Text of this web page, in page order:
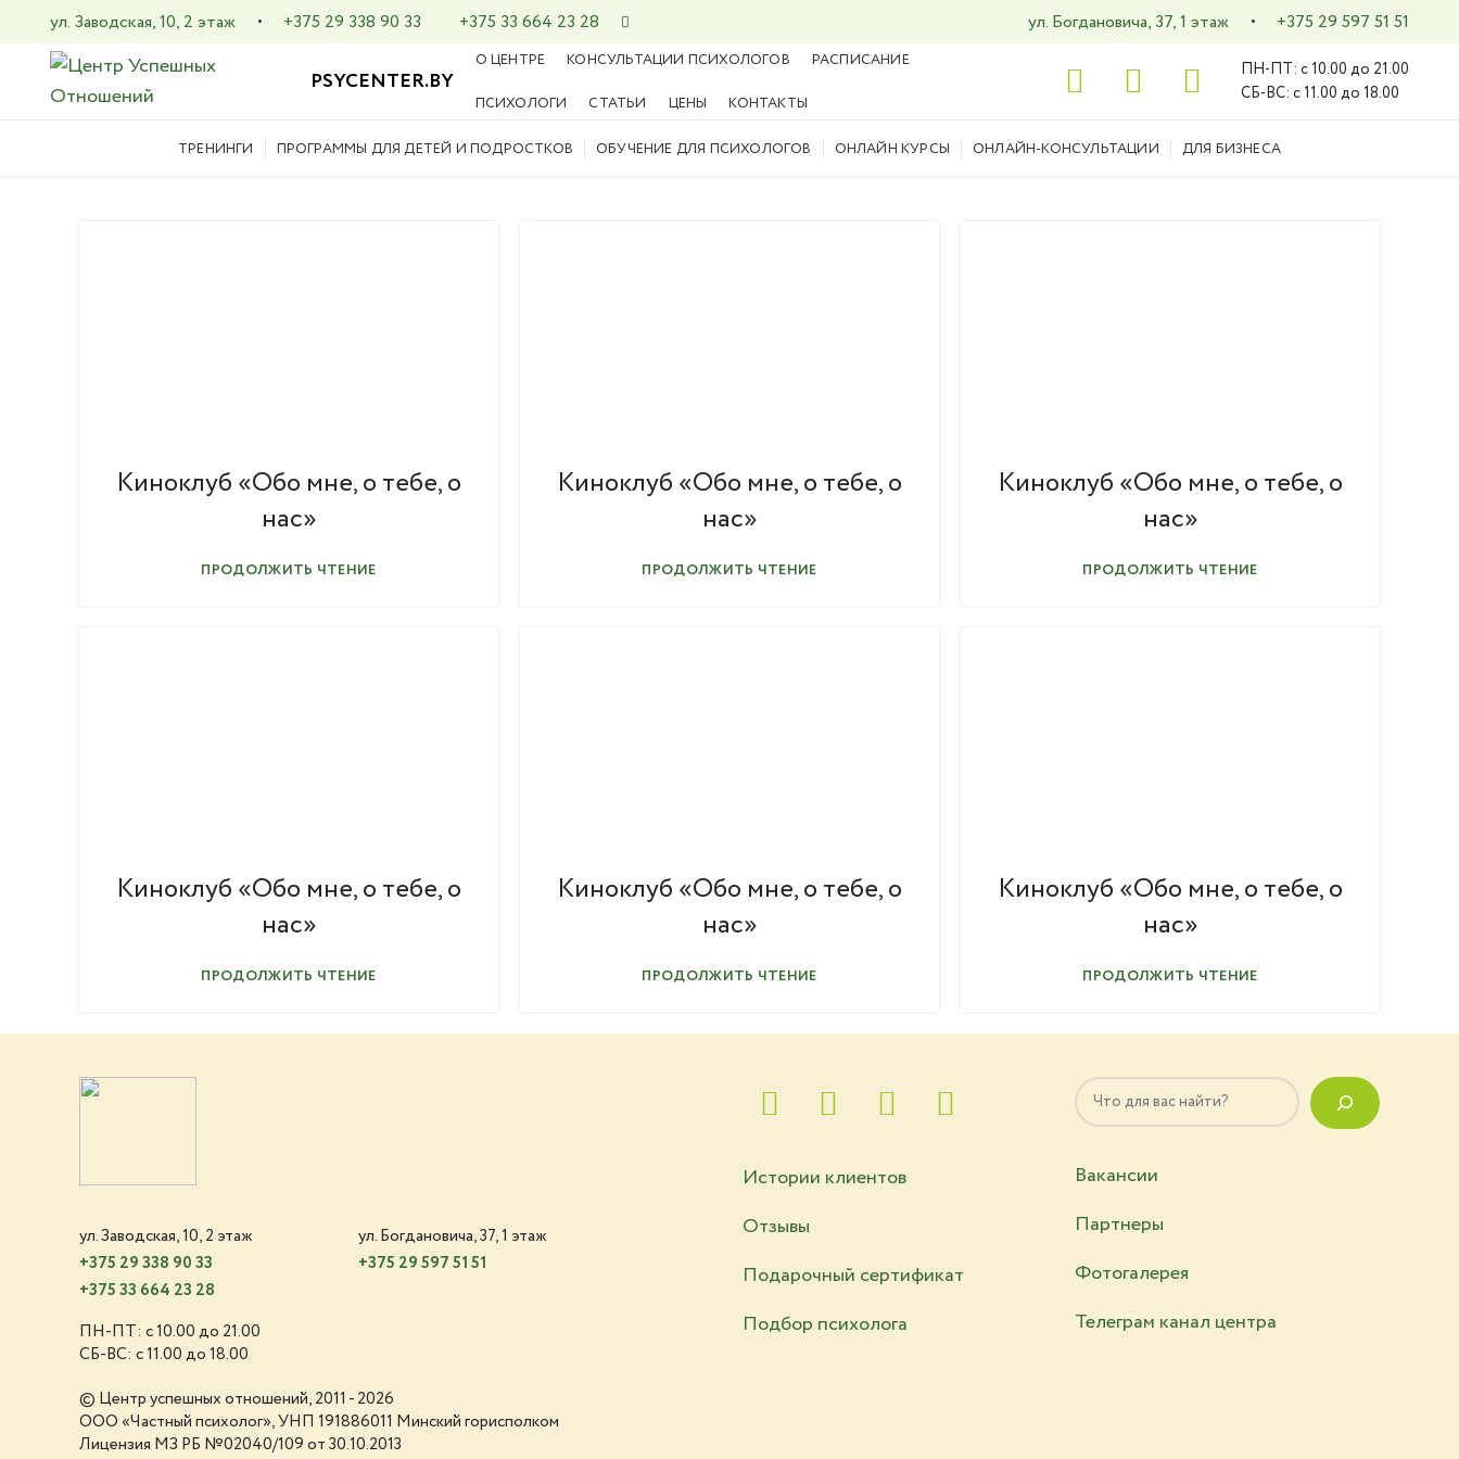
ул. Заводская, 10, 2 этаж • +375 29 338 90 33 +375 33 664 23 28 ул. Богдановича, 37, 1 этаж • +375 29 597 51 51
PSYCENTER.BY
О ЦЕНТРЕ КОНСУЛЬТАЦИИ ПСИХОЛОГОВ РАСПИСАНИЕ
ПСИХОЛОГИ СТАТЬИ ЦЕНЫ КОНТАКТЫ
ПН-ПТ: с 10.00 до 21.00
СБ-ВС: с 11.00 до 18.00
ТРЕНИНГИ ПРОГРАММЫ ДЛЯ ДЕТЕЙ И ПОДРОСТКОВ ОБУЧЕНИЕ ДЛЯ ПСИХОЛОГОВ ОНЛАЙН КУРСЫ ОНЛАЙН-КОНСУЛЬТАЦИИ ДЛЯ БИЗНЕСА
Киноклуб «Обо мне, о тебе, о
нас»
ПРОДОЛЖИТЬ ЧТЕНИЕ
Киноклуб «Обо мне, о тебе, о
нас»
ПРОДОЛЖИТЬ ЧТЕНИЕ
Киноклуб «Обо мне, о тебе, о
нас»
ПРОДОЛЖИТЬ ЧТЕНИЕ
Киноклуб «Обо мне, о тебе, о
нас»
ПРОДОЛЖИТЬ ЧТЕНИЕ
Киноклуб «Обо мне, о тебе, о
нас»
ПРОДОЛЖИТЬ ЧТЕНИЕ
Киноклуб «Обо мне, о тебе, о
нас»
ПРОДОЛЖИТЬ ЧТЕНИЕ
ул. Заводская, 10, 2 этаж
+375 29 338 90 33
+375 33 664 23 28
ул. Богдановича, 37, 1 этаж
+375 29 597 51 51
ПН-ПТ: с 10.00 до 21.00
СБ-ВС: с 11.00 до 18.00
© Центр успешных отношений, 2011 - 2026
ООО «Частный психолог», УНП 191886011 Минский горисполком
Лицензия МЗ РБ №02040/109 от 30.10.2013
Истории клиентов
Отзывы
Подарочный сертификат
Подбор психолога
Поиск
Вакансии
Партнеры
Фотогалерея
Телеграм канал центра